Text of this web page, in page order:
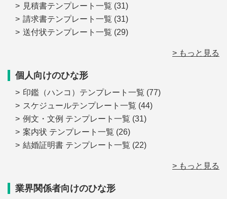
見積書テンプレート一覧 (31)
請求書テンプレート一覧 (31)
送付状テンプレート一覧 (29)
> もっと見る
個人向けのひな形
印鑑（ハンコ）テンプレート一覧 (77)
スケジュールテンプレート一覧 (44)
例文・文例 テンプレート一覧 (31)
案内状 テンプレート一覧 (26)
結婚証明書 テンプレート一覧 (22)
> もっと見る
業界関係者向けのひな形